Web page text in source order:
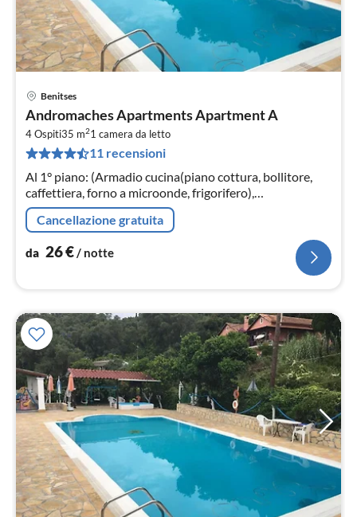
Benitses
Andromaches Apartments Apartment A
4 Ospiti35 m21 camera da letto
11 recensioni
Al 1° piano: (Armadio cucina(piano cottura, bollitore,
caffettiera, forno a microonde, frigorifero),
Soggiorno/camera da letto(divano letto doppio, TV)
Cancellazione gratuita
da 26€/ notte